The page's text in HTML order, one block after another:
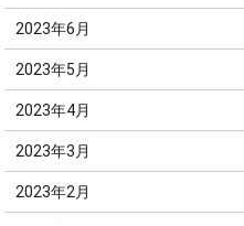
2023年6月
2023年5月
2023年4月
2023年3月
2023年2月